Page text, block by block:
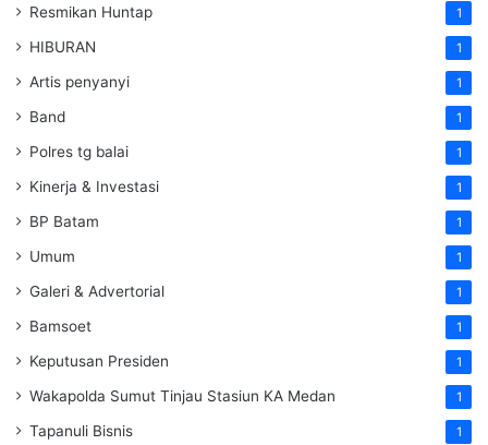
Resmikan Huntap 1
HIBURAN 1
Artis penyanyi 1
Band 1
Polres tg balai 1
Kinerja & Investasi 1
BP Batam 1
Umum 1
Galeri & Advertorial 1
Bamsoet 1
Keputusan Presiden 1
Wakapolda Sumut Tinjau Stasiun KA Medan 1
Tapanuli Bisnis 1